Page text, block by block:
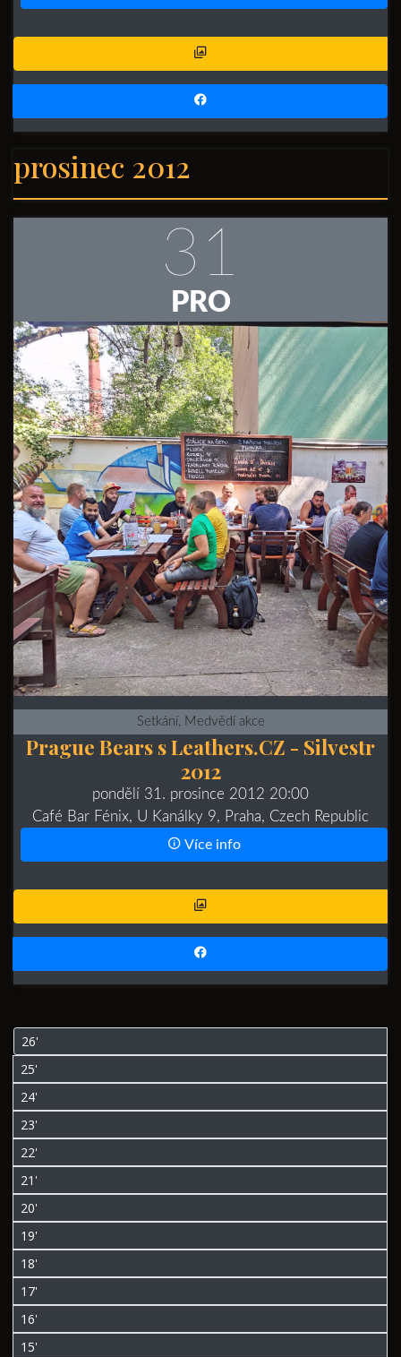
prosinec 2012
31
PRO
Setkání, Medvědí akce
Prague Bears s Leathers.CZ - Silvestr
2012
pondělí 31. prosince 2012 20:00
Café Bar Fénix, U Kanálky 9, Praha, Czech Republic
Více info
26'
25'
24'
23'
22'
21'
20'
19'
18'
17'
16'
15'